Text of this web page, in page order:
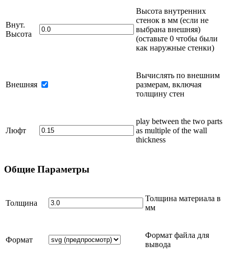
Внут.
Высота
Высота внутренних
стенок в мм (если не
выбрана внешняя)
(оставьте 0 чтобы были
как наружные стенки)
Внешняя
Вычислять по внешним
размерам, включая
толщину стен
Люфт
play between the two parts
as multiple of the wall
thickness
Общие Параметры
Толщина
Толщина материала в
мм
Формат
Формат файла для
вывода